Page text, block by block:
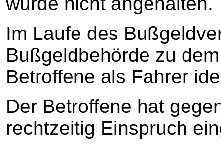
Im Laufe des
Bußgeldbehörde zu
Betroffene als Fahrer
Der Betroffene hat
rechtzeitig Einspruch